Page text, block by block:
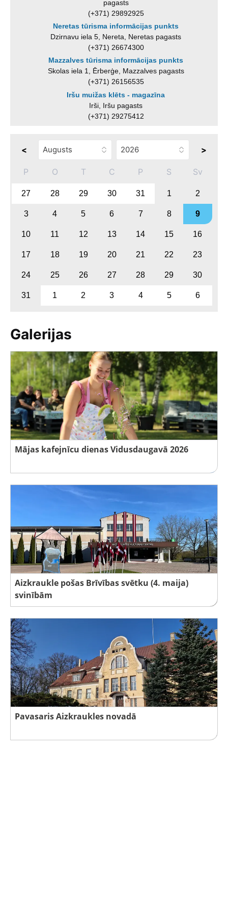
pagasts
(+371) 29892925
Neretas tūrisma informācijas punkts
Dzirnavu iela 5, Nereta, Neretas pagasts
(+371) 26674300
Mazzalves tūrisma informācijas punkts
Skolas iela 1, Ērberģe, Mazzalves pagasts
(+371) 26156535
Iršu muižas klēts - magazīna
Irši, Iršu pagasts
(+371) 29275412
< >
P O T C P S Sv
27 28 29 30 31 1 2
3 4 5 6 7 8 9
10 11 12 13 14 15 16
17 18 19 20 21 22 23
24 25 26 27 28 29 30
31 1 2 3 4 5 6
Galerijas
Mājas kafejnīcu dienas Vidusdaugavā 2026
Aizkraukle pošas Brīvības svētku (4. maija)
svinībām
Pavasaris Aizkraukles novadā